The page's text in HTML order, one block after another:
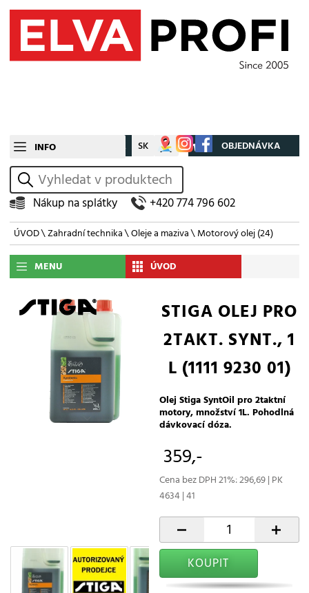
INFO CZ SK Můj účet OBJEDNÁVKA
vyhledat
Nákup na splátky +420 774 796 602
ÚVOD\Zahradní technika\Oleje a maziva\Motorový olej(24)
MENU ÚVOD
STIGA OLEJ PRO
2TAKT. SYNT., 1
L (1111 9230 01)
Olej Stiga SyntOil pro 2taktní
motory, množství 1L. Pohodlná
dávkovací dóza.
359,-
Cena bez DPH 21%: 296,69 | PK
4634 | 41
- +
KOUPIT